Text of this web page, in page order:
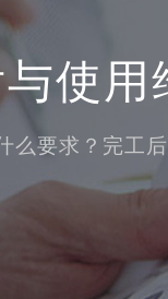
使用
么要求？完工